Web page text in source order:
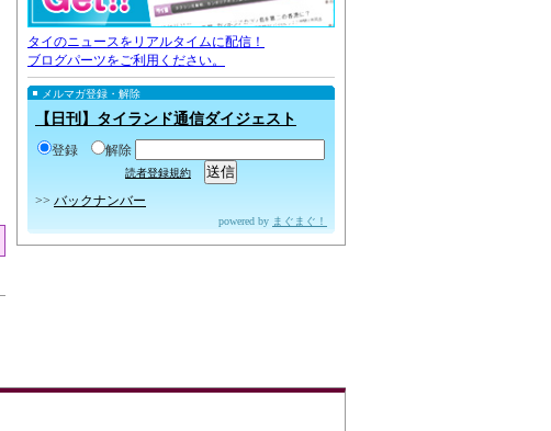
タイのニュースをリアルタイムに配信！
ブログパーツをご利用ください。
メルマガ登録・解除
【日刊】タイランド通信ダイジェスト
登録 解除
読者登録規約
>> バックナンバー
powered by まぐまぐ！